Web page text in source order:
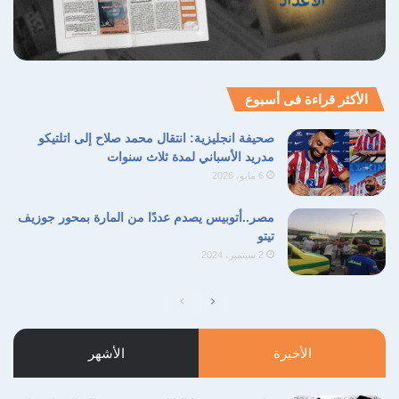
في إفشال مسار الإصلاح الإداري والمهني داخل
الهيئة العامة للاستعلامات.
الواد سيد الشغال الوظائف الإشرافية
مجموعة الظل
الأكثر قراءة فى أسبوع
صحيفة انجليزية: انتقال محمد صلاح إلى اتلتيكو
مدريد الأسباني لمدة ثلاث سنوات
6 مايو، 2026
مصر..أتوبيس يصدم عددًا من المارة بمحور جوزيف
تيتو
2 سبتمبر، 2024
الصفحةالصفحة
الأخيرة الأشهر